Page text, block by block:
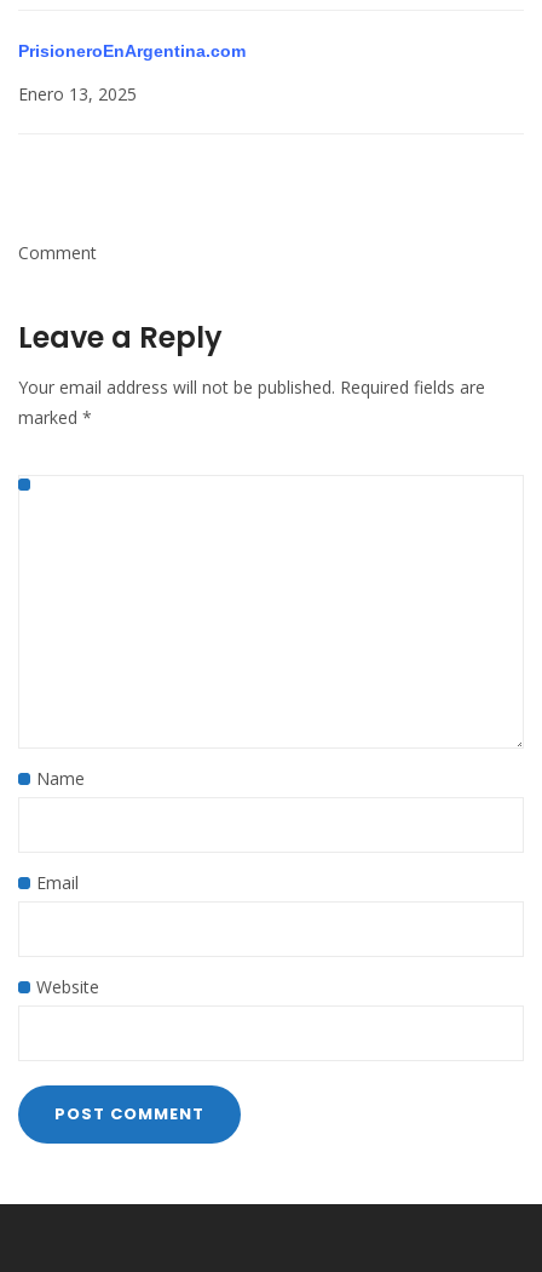
PrisioneroEnArgentina.com
Enero 13, 2025
Comment
Leave a Reply
Your email address will not be published. Required fields are
marked *
Name
Email
Website